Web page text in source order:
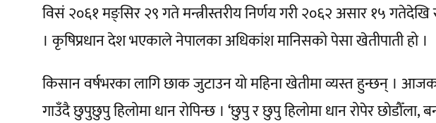
विसं २०६१ मङ्सिर २९ गते मन्त्रीस्तरीय निर्णय गरी २०६२ असार १५ गतेदेखि
। कृषिप्रधान देश भएकाले नेपालका अधिकांश मानिसको पेसा खेतीपाती हो ।
किसान वर्षभरका लागि छाक जुटाउन यो महिना खेतीमा व्यस्त हुन्छन् ।
गाउँदै छुपुछुपु हिलोमा धान रोपिन्छ । ‘छुपु र छुपु हिलोमा धान रोपेर